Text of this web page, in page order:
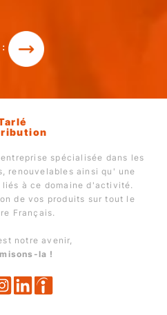
spécialisée dans les
renouvelables ainsi qu' une
liés à ce domaine d'activité.
de vos produits sur tout le
Français.
notre avenir,
la !